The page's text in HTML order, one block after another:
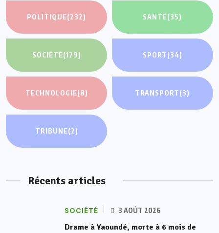
POLITIQUE(232) SANTÉ(35)
SOCIÉTÉ(179) SPORT(34)
TECHNOLOGIE(8) TRANSPORT(3)
TRIBUNE(2)
Récents articles
SOCIÉTÉ 3 AOÛT 2026
Drame à Yaoundé, morte à 6 mois de